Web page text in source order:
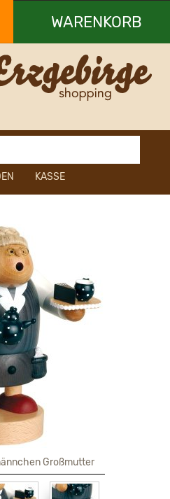
WARENKORB
Ihr Warenkorb ist leer.
KASSE
Großmutter